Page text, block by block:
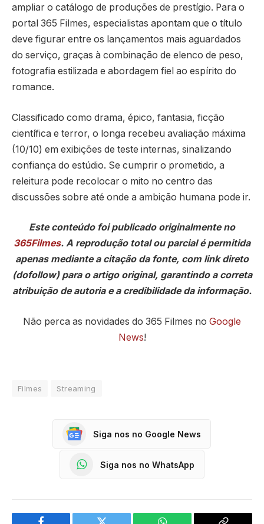
ampliar o catálogo de produções de prestígio. Para o
portal 365 Filmes, especialistas apontam que o título
deve figurar entre os lançamentos mais aguardados
do serviço, graças à combinação de elenco de peso,
fotografia estilizada e abordagem fiel ao espírito do
romance.
Classificado como drama, épico, fantasia, ficção
científica e terror, o longa recebeu avaliação máxima
(10/10) em exibições de teste internas, sinalizando
confiança do estúdio. Se cumprir o prometido, a
releitura pode recolocar o mito no centro das
discussões sobre até onde a ambição humana pode ir.
Este conteúdo foi publicado originalmente no
365Filmes. A reprodução total ou parcial é permitida
apenas mediante a citação da fonte, com link direto
(dofollow) para o artigo original, garantindo a correta
atribuição de autoria e a credibilidade da informação.
Não perca as novidades do 365 Filmes no Google
News!
Filmes Streaming
Siga nos no Google News
Siga nos no WhatsApp